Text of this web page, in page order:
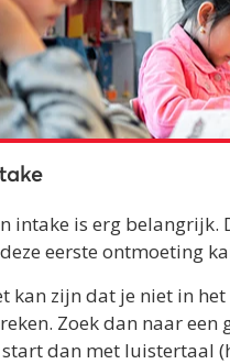
intake is erg belangrijk.
eerste ontmoeting
kan zijn dat je niet in
Zoek dan naar een
start dan met luistertaal